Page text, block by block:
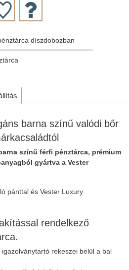
díszdobozban
barna színű valódi bőr
színű férfi pénztárca, prémium
gyártva a Vester
pánttal és Vester Luxury
rendelkező
rekeszei belül a bal